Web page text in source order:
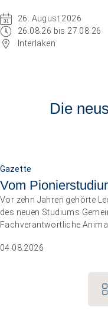
26. August 2026
26.08.26 bis 27.08.26
Interlaken
Die
Gazette
Vom
Vor zehn Jahren gehörte
des neuen Studiums
Fachverantwortliche
gemanagt hat, wartet nun
04.08.2026